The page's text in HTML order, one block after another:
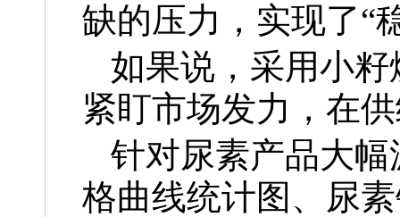
缺的压力，实现了“
如果说，采用小
紧盯市场发力，在
针对尿素产品大
格曲线统计图、尿